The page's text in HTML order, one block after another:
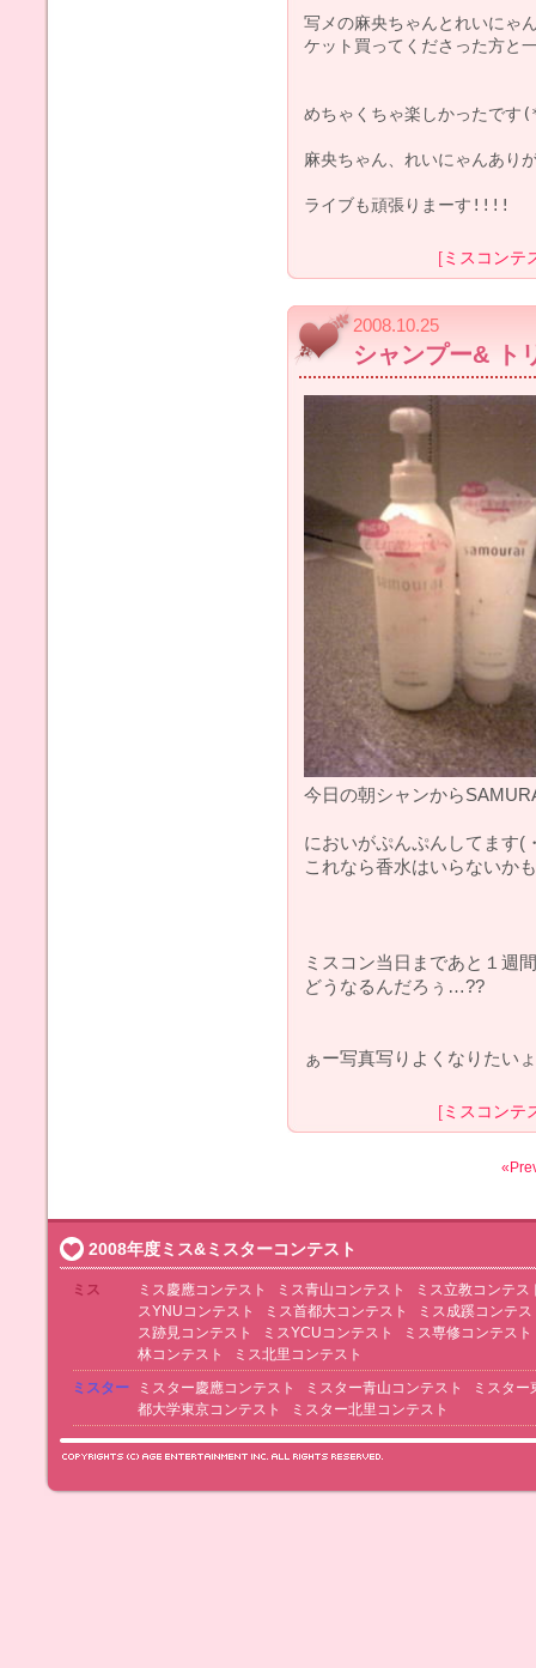
写メの麻央ちゃんとれいにゃ
ケット買ってくださった方と
めちゃくちゃ楽しかったで
麻央ちゃん、れいにゃんあり
[ ミスコンテ
2008.10.25
シャンプー& ト
今日の朝シャンから
においがぷんぷんしてます(
これなら香水はいらないか
ミスコン当日まであと１週
どうなるんだろぅ…??
ぁー写真写りよくなりたい
[ ミスコンテ
2008年度ミス&ミスターコンテスト
ミス ミス慶應コンテスト ミス青山コンテスト
ミス立教コンテス
スYNUコンテスト
ミス首都大コンテスト
ミス成蹊コンテス
ス跡見コンテスト
ミスYCUコンテスト
ミス専修コンテスト
林コンテスト
ミス北里コンテスト
ミスター
ミスター慶應コンテスト ミスター青山コンテスト
ミスター
都大学東京コンテスト
ミスター北里コンテスト